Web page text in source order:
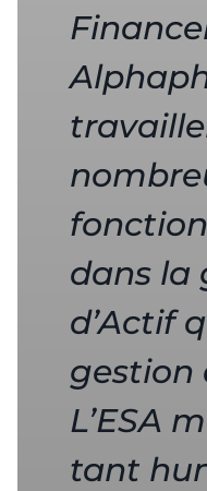
dans la
d’Actif
gestion
L’ESA
tant